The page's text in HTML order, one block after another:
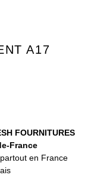
A17
FOURNITURES
France
en France